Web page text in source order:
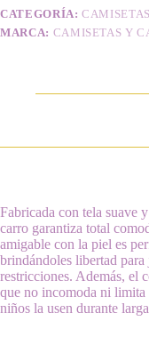
CATEGORÍA:
MARCA: CAMISETAS Y
Fabricada con tela suave
carro garantiza total
amigable con la piel es
brindándoles libertad
restricciones. Además, el
que no incomoda ni
niños la usen durante